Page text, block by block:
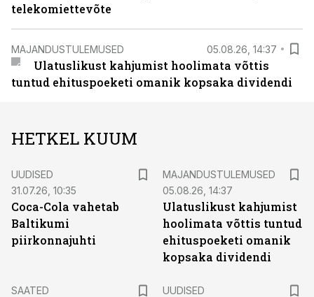
telekomiettevõte
MAJANDUSTULEMUSED 05.08.26, 14:37
Ulatuslikust kahjumist hoolimata võttis
tuntud ehituspoeketi omanik kopsaka dividendi
HETKEL KUUM
UUDISED
31.07.26, 10:35
Coca-Cola vahetab
Baltikumi
piirkonnajuhti
MAJANDUSTULEMUSED
05.08.26, 14:37
Ulatuslikust kahjumist
hoolimata võttis tuntud
ehituspoeketi omanik
kopsaka dividendi
SAATED
UUDISED